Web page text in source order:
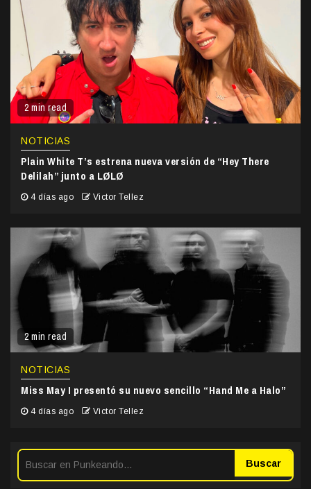
2 min read
NOTICIAS
Plain White T’s estrena nueva versión de “Hey There
Delilah” junto a LØLØ
4 días ago Victor Tellez
2 min read
NOTICIAS
Miss May I presentó su nuevo sencillo “Hand Me a Halo”
4 días ago Victor Tellez
Buscar